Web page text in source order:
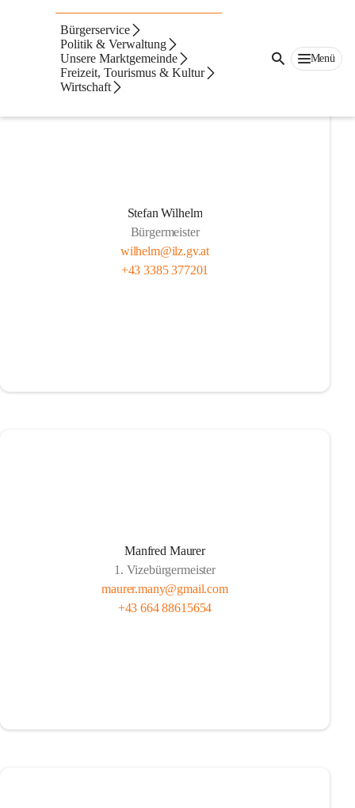
Bürgerservice
Politik & Verwaltung
Unsere Marktgemeinde
Freizeit, Tourismus & Kultur
Wirtschaft
Menü
Gemeindevorstand
Der Gemeindevorstand der Marktgemeinde Ilz setzt sich aus
folgenden Personen zusammen:
Stefan Wilhelm
Bürgermeister
wilhelm@ilz.gv.at
+43 3385 377201
Manfred Maurer
1. Vizebürgermeister
maurer.many@gmail.com
+43 664 88615654